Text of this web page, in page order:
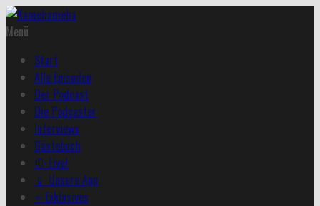
Menü
Start
Alle Episoden
Der Podcast
Die Podcaster
Interviews
Gästebuch
🔴 Live!
📱 Unsere App
⭐ Exklusives